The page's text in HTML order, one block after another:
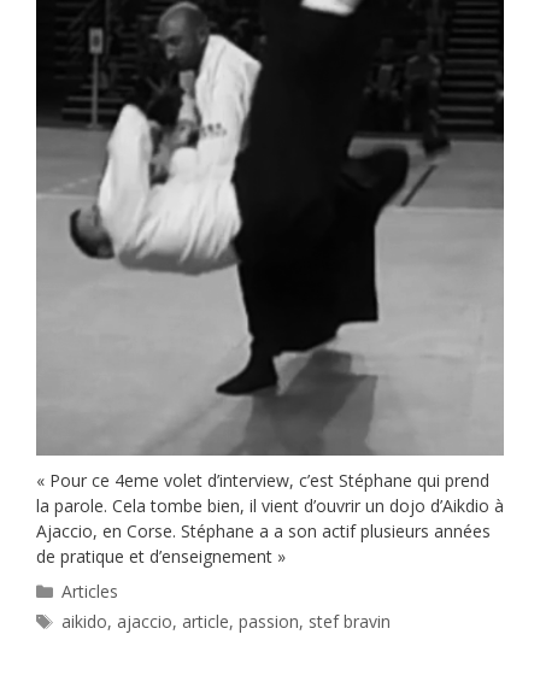
« Pour ce 4eme volet d’interview, c’est Stéphane qui prend
la parole. Cela tombe bien, il vient d’ouvrir un dojo d’Aikdio à
Ajaccio, en Corse. Stéphane a a son actif plusieurs années
de pratique et d’enseignement »
Catégories
Articles
Étiquettes
aikido, ajaccio, article,passion, stef bravin